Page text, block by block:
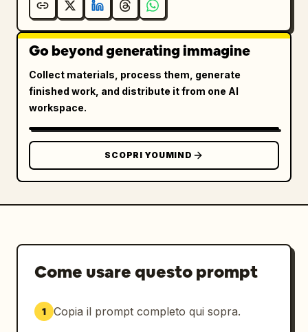
Go beyond generating immagine
Collect materials, process them, generate
finished work, and distribute it from one AI
workspace.
SCOPRI YOUMIND
Come usare questo prompt
1 Copia il prompt completo qui sopra.